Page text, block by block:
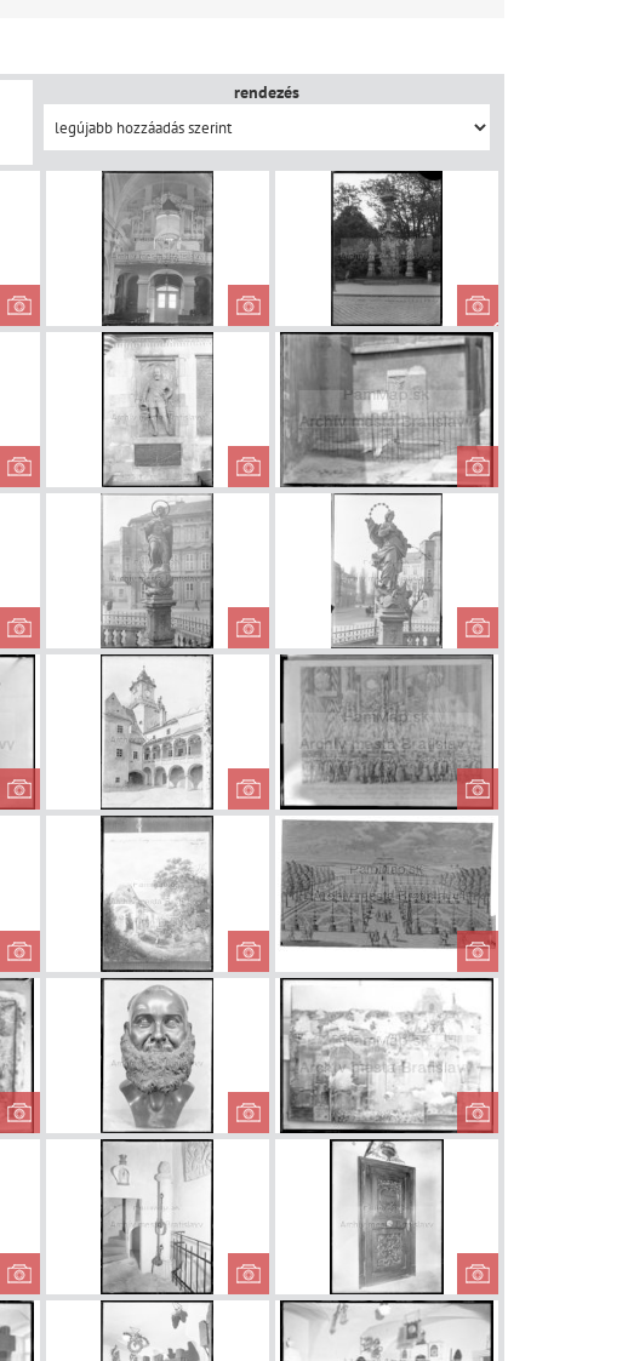
rendezés
Kláštor
Milosrdných
bratov - antické...
Kostol
Milosrdných
bratov - organ
Stĺp sv.
Socha Imricha
Esterházyho v
Kaplnke sv...
Náhrobok
Mikuláša
Pálffyho v...
Dóm
Morový stĺp na
Rybnom námestí
Morový stĺp na
Rybnom námestí
Morový stĺp
Rybnom
Bičovanie Krista Radničné
nádvorie
Erb Pálffyovcov Starý evanjelický
cintorín
Záhrada
Reliéf v Starej
radnici
Kapucín Freska na
Vyrezávané dvere
mestského
Pranier vo veži
radnice
Dvere na